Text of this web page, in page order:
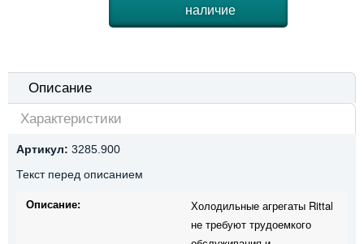
наличие
Описание
Характеристики
Артикул: 3285.900
Текст перед описанием
Описание:
Холодильные агрегаты Rittal
не требуют трудоемкого